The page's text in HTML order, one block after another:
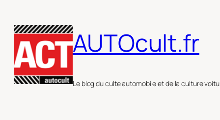
au
contenu
AUTOcult.fr
Le blog du culte automobile et de la culture